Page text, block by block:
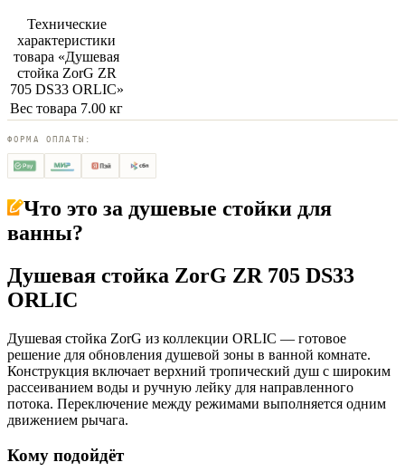
Технические
характеристики
товара «Душевая
стойка ZorG ZR
705 DS33 ORLIC»
Вес товара 7.00 кг
ФОРМА ОПЛАТЫ:
Что это за душевые стойки для
ванны?
Душевая стойка ZorG ZR 705 DS33
ORLIC
Душевая стойка ZorG из коллекции ORLIC — готовое
решение для обновления душевой зоны в ванной комнате.
Конструкция включает верхний тропический душ с широким
рассеиванием воды и ручную лейку для направленного
потока. Переключение между режимами выполняется одним
движением рычага.
Кому подойдёт